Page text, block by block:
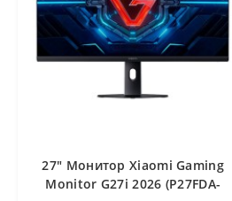
27" Монитор Xiaomi Gaming
Monitor G27i 2026 (P27FDA-